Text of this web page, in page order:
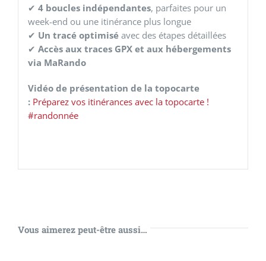
✔ 4 boucles indépendantes, parfaites pour un
week-end ou une itinérance plus longue
✔ Un tracé optimiséavec des étapes détaillées
✔ Accès aux traces GPX et aux hébergements
via MaRando
Vidéo de présentation de la topocarte
: Préparez vos itinérances avec la topocarte !
#randonnée
Vous aimerez peut-être aussi…